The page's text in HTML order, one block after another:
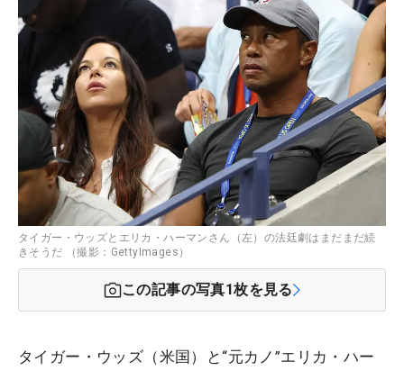
タイガー・ウッズとエリカ・ハーマンさん（左）の法廷劇はまだまだ続
きそうだ （撮影：GettyImages）
この記事の写真1枚を見る
タイガー・ウッズ（米国）と“元カノ”エリカ・ハー